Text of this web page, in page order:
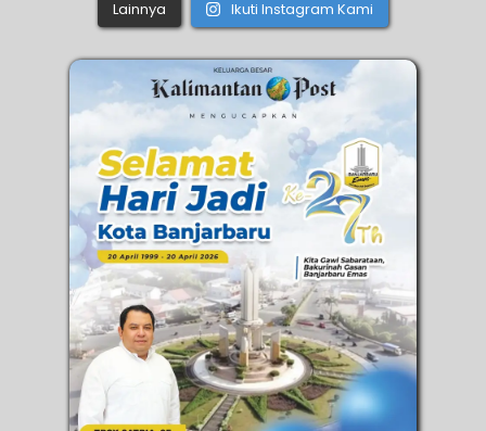
Lainnya Ikuti Instagram Kami